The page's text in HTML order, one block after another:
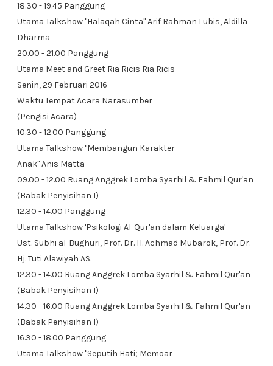
18.30 - 19.45 Panggung
Utama Talkshow "Halaqah Cinta" Arif Rahman Lubis, Aldilla
Dharma
20.00 - 21.00 Panggung
Utama Meet and Greet Ria Ricis Ria Ricis
Senin, 29 Februari 2016
Waktu Tempat Acara Narasumber
(Pengisi Acara)
10.30 - 12.00 Panggung
Utama Talkshow "Membangun Karakter
Anak" Anis Matta
09.00 - 12.00 Ruang Anggrek Lomba Syarhil & Fahmil Qur'an
(Babak Penyisihan I)
12.30 - 14.00 Panggung
Utama Talkshow 'Psikologi Al-Qur'an dalam Keluarga'
Ust. Subhi al-Bughuri, Prof. Dr. H. Achmad Mubarok, Prof. Dr.
Hj. Tuti Alawiyah AS.
12.30 - 14.00 Ruang Anggrek Lomba Syarhil & Fahmil Qur'an
(Babak Penyisihan I)
14.30 - 16.00 Ruang Anggrek Lomba Syarhil & Fahmil Qur'an
(Babak Penyisihan I)
16.30 - 18.00 Panggung
Utama Talkshow "Seputih Hati; Memoar